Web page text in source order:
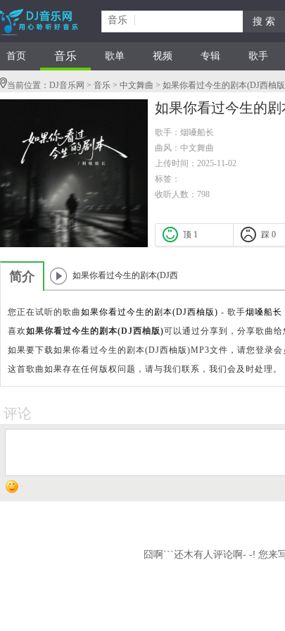
音乐 搜 索
首页 音乐 歌单 视频 专辑 歌手
当前位置： DJ音乐网 > 音乐 > 中文舞曲 > 如果你看过今生的剧本(DJ西柚
如果你看过今生的剧
歌手： 烟嗓船长
曲风： 中文舞曲
上传时间：2025-11-02
标签：
收听人数：798
顶 1 踩 0
简介 如果你看过今生的剧本(DJ西
您正在试听的歌曲如果你看过今生的剧本(DJ西柚版) - 歌手烟嗓船长
喜欢如果你看过今生的剧本(DJ西柚版)可以通过分享到，分享歌曲给
如果要下载如果你看过今生的剧本(DJ西柚版)MP3文件，请您登录会
这首歌曲如果存在任何版权问题，请与我们联系，我们会及时处理。